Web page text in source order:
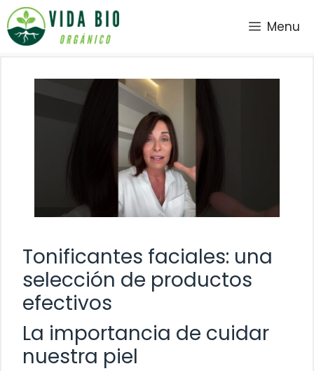
Saltar
al
contenido
Menu
Tonificantes faciales: una
selección de productos
efectivos
La importancia de cuidar
nuestra piel